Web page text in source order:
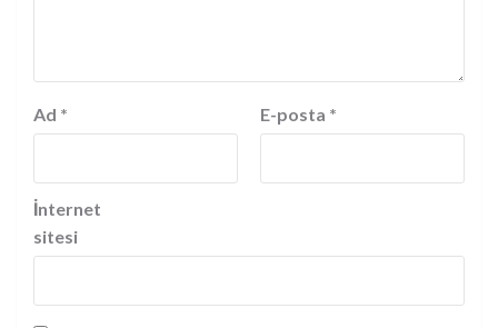
Ad * E-posta *
İnternet
sitesi